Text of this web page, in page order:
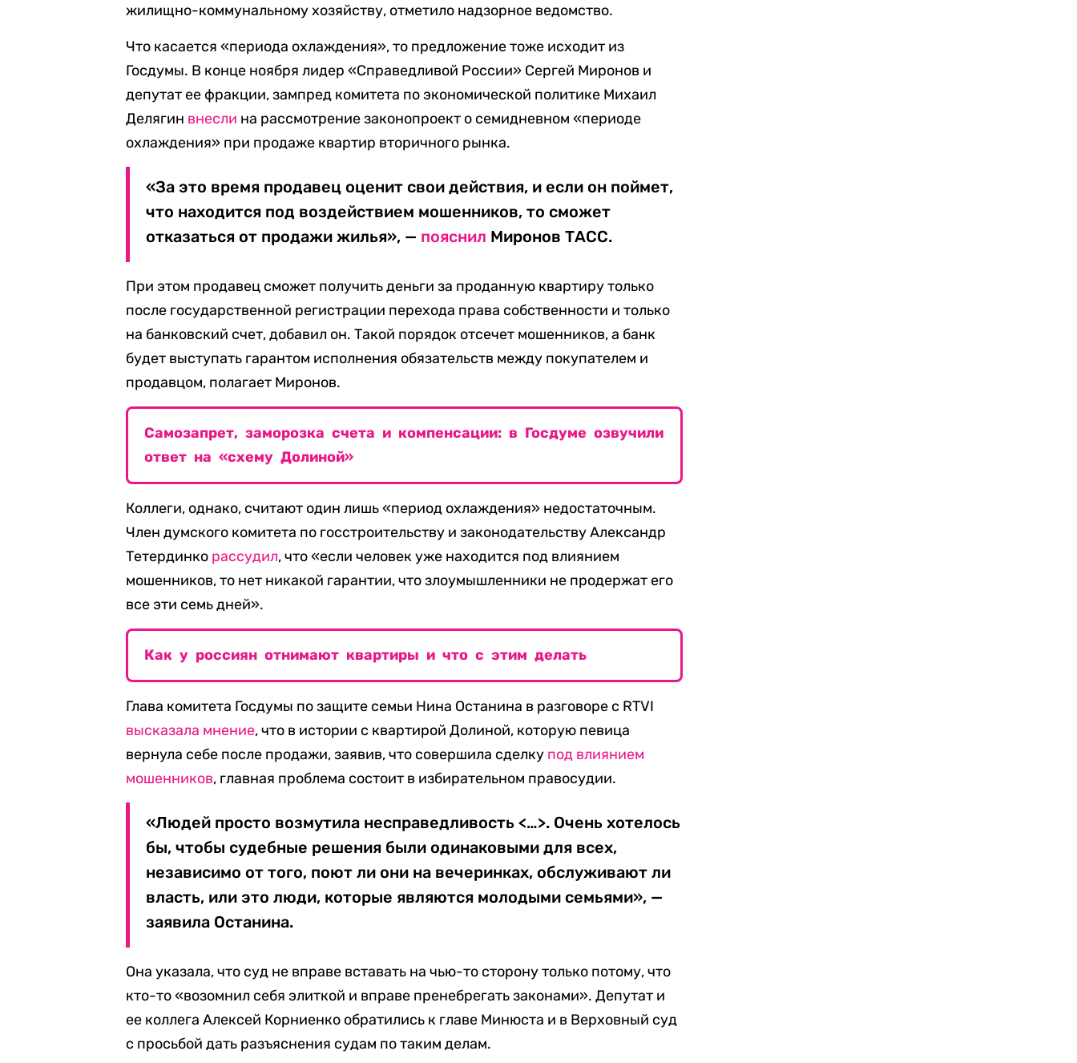
жилищно-коммунальному хозяйству, отметило надзорное ведомство.
Что касается «периода охлаждения», то предложение тоже исходит из
Госдумы. В конце ноября лидер «Справедливой России» Сергей Миронов и
депутат ее фракции, зампред комитета по экономической политике Михаил
Делягин внесли на рассмотрение законопроект о семидневном «периоде
охлаждения» при продаже квартир вторичного рынка.
«За это время продавец оценит свои действия, и если он поймет,
что находится под воздействием мошенников, то сможет
отказаться от продажи жилья», — пояснил Миронов ТАСС.
При этом продавец сможет получить деньги за проданную квартиру только
после государственной регистрации перехода права собственности и только
на банковский счет, добавил он. Такой порядок отсечет мошенников, а банк
будет выступать гарантом исполнения обязательств между покупателем и
продавцом, полагает Миронов.
Самозапрет, заморозка счета и компенсации: в Госдуме озвучили
ответ на «схему Долиной»
Коллеги, однако, считают один лишь «период охлаждения» недостаточным.
Член думского комитета по госстроительству и законодательству Александр
Тетердинко рассудил, что «если человек уже находится под влиянием
мошенников, то нет никакой гарантии, что злоумышленники не продержат его
все эти семь дней».
Как у россиян отнимают квартиры и что с этим делать
Глава комитета Госдумы по защите семьи Нина Останина в разговоре с RTVI
высказала мнение, что в истории с квартирой Долиной, которую певица
вернула себе после продажи, заявив, что совершила сделку под влиянием
мошенников, главная проблема состоит в избирательном правосудии.
«Людей просто возмутила несправедливость <…>. Очень хотелось
бы, чтобы судебные решения были одинаковыми для всех,
независимо от того, поют ли они на вечеринках, обслуживают ли
власть, или это люди, которые являются молодыми семьями», —
заявила Останина.
Она указала, что суд не вправе вставать на чью-то сторону только потому, что
кто-то «возомнил себя элиткой и вправе пренебрегать законами». Депутат и
ее коллега Алексей Корниенко обратились к главе Минюста и в Верховный суд
с просьбой дать разъяснения судам по таким делам.